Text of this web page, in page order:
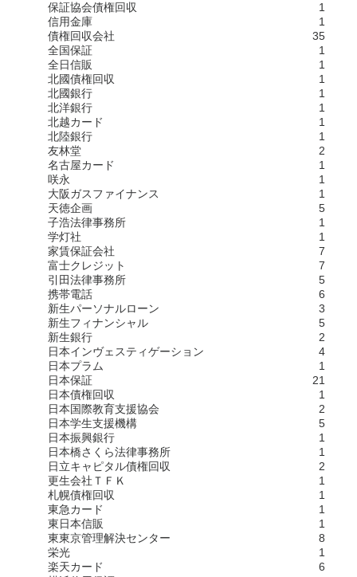
保証協会債権回収
1
信用金庫
1
債権回収会社
35
全国保証
1
全日信販
1
北國債権回収
1
北國銀行
1
北洋銀行
1
北越カード
1
北陸銀行
1
友林堂
2
名古屋カード
1
咲永
1
大阪ガスファイナンス
1
天徳企画
5
子浩法律事務所
1
学灯社
1
家賃保証会社
7
富士クレジット
7
引田法律事務所
5
携帯電話
6
新生パーソナルローン
3
新生フィナンシャル
5
新生銀行
2
日本インヴェスティゲーション
4
日本プラム
1
日本保証
21
日本債権回収
1
日本国際教育支援協会
2
日本学生支援機構
5
日本振興銀行
1
日本橋さくら法律事務所
1
日立キャピタル債権回収
2
更生会社ＴＦＫ
1
札幌債権回収
1
東急カード
1
東日本信販
1
東東京管理解決センター
8
栄光
1
楽天カード
6